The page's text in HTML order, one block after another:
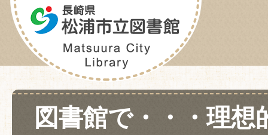
図書館で・・・理想